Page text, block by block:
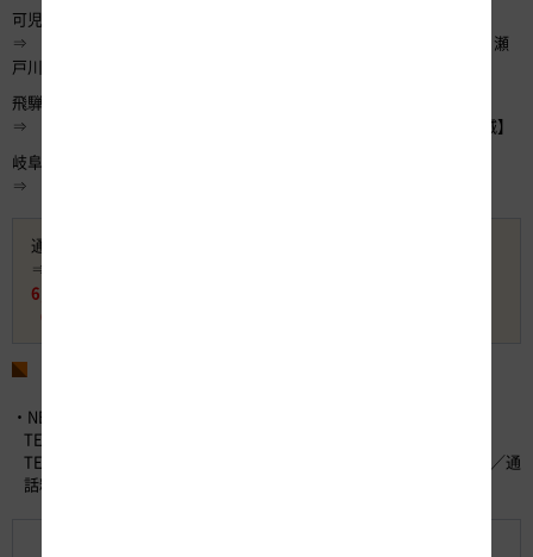
可児御嵩IC
⇒ 飛騨清見IC・・・・・・【奥飛騨温泉郷（宿泊）】、【飛騨古川 瀬
戸川と白壁土蔵街】
飛騨清見IC
⇒ 岐阜各務原IC・・・・・【麒麟がくる 岐阜 大河ドラマ館、岐阜城】
岐阜各務原IC
⇒ 浜松西IC
通常料金 14,870円（ETC・普通車・平日昼間利用の場合）
⇒ 静岡西部エリア発着 岐阜県周遊コース料金 8,500円
6,370円 お得
（約43％割引）
・NEXCO中日本お客さまセンター （24時間365日対応）
TEL：0120-922-229 （フリーダイヤル）
TEL：052-223-0333 （フリーダイヤルがご利用になれないお客さま／通
話料有料）